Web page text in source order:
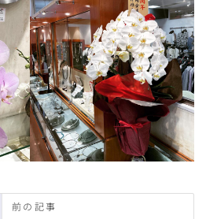
前の記事